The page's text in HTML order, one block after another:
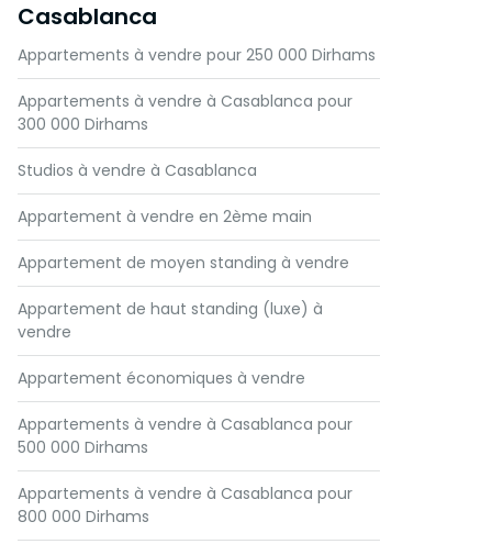
Casablanca
Appartements à vendre pour 250 000 Dirhams
Appartements à vendre à Casablanca pour
300 000 Dirhams
Studios à vendre à Casablanca
Appartement à vendre en 2ème main
Appartement de moyen standing à vendre
Appartement de haut standing (luxe) à
vendre
Appartement économiques à vendre
Appartements à vendre à Casablanca pour
500 000 Dirhams
Appartements à vendre à Casablanca pour
800 000 Dirhams